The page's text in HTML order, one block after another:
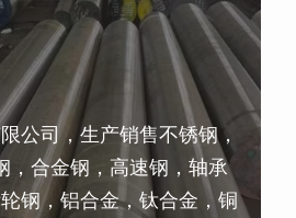
公司，生产销售不锈钢，
，合金钢，高速钢，轴承
钢，铝合金，钛合金，铜